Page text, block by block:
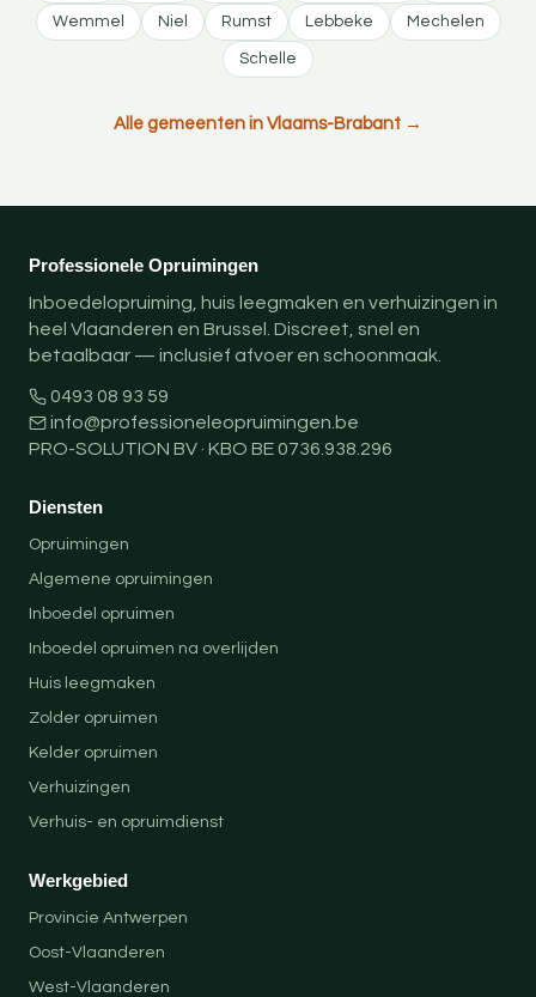
Wemmel Niel Rumst Lebbeke Mechelen
Schelle
Alle gemeenten in Vlaams-Brabant →
Professionele Opruimingen
Inboedelopruiming, huis leegmaken en verhuizingen in
heel Vlaanderen en Brussel. Discreet, snel en
betaalbaar — inclusief afvoer en schoonmaak.
0493 08 93 59
info@professioneleopruimingen.be
PRO-SOLUTION BV · KBO BE 0736.938.296
Diensten
Opruimingen
Algemene opruimingen
Inboedel opruimen
Inboedel opruimen na overlijden
Huis leegmaken
Zolder opruimen
Kelder opruimen
Verhuizingen
Verhuis- en opruimdienst
Werkgebied
Provincie Antwerpen
Oost-Vlaanderen
West-Vlaanderen